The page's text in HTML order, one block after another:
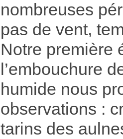
nombreuses
pas de vent,
Notre première
l’embouchure
humide nous
observations :
tarins des